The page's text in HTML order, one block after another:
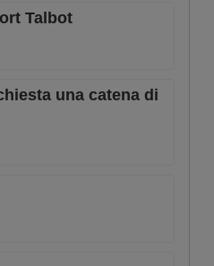
Talbot
una catena di